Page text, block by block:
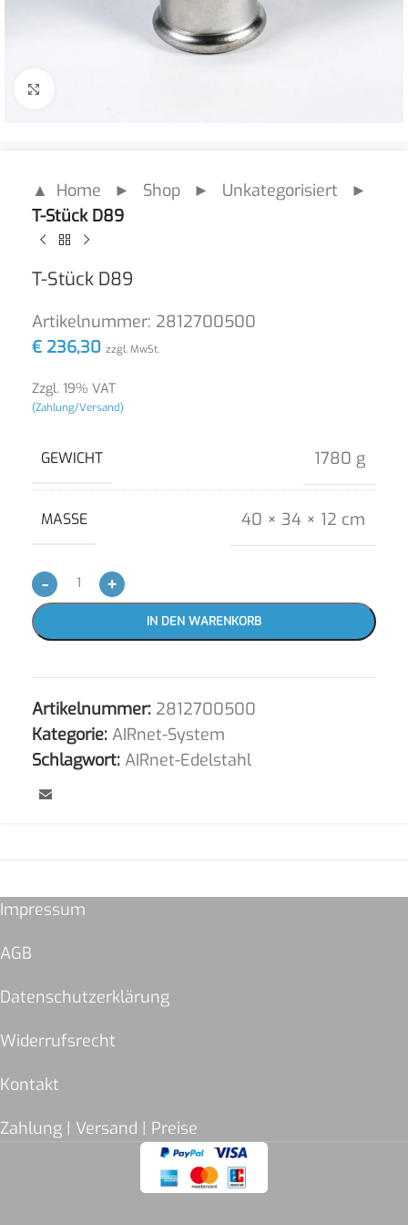
▲ Home ► Shop ► Unkategorisiert ►
T-Stück D89
T-Stück D89
Artikelnummer: 2812700500
€ 236,30 zzgl. MwSt.
Zzgl. 19% VAT
(Zahlung/Versand)
GEWICHT 1780 g
MASSE 40 × 34 × 12 cm
- +
IN DEN WARENKORB
Artikelnummer: 2812700500
Kategorie: AIRnet-System
Schlagwort: AIRnet-Edelstahl
Impressum
AGB
Datenschutzerklärung
Widerrufsrecht
Kontakt
Zahlung | Versand | Preise